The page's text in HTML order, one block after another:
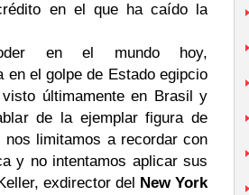
en el que ha caído la
en el mundo hoy,
en el golpe de Estado egipcio
últimamente en Brasil y
de la ejemplar figura de
nos limitamos a recordar con
y no intentamos aplicar sus
exdirector del New York